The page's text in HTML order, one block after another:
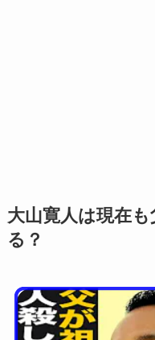
大山寛人は現在
る？